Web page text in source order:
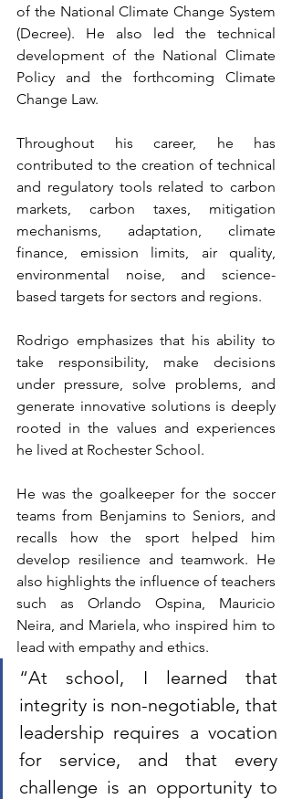
of the National Climate Change System
(Decree). He also led the technical
development of the National Climate
Policy and the forthcoming Climate
Change Law.
Throughout his career, he has
contributed to the creation of technical
and regulatory tools related to carbon
markets, carbon taxes, mitigation
mechanisms, adaptation, climate
finance, emission limits, air quality,
environmental noise, and science-
based targets for sectors and regions.
Rodrigo emphasizes that his ability to
take responsibility, make decisions
under pressure, solve problems, and
generate innovative solutions is deeply
rooted in the values and experiences
he lived at Rochester School.
He was the goalkeeper for the soccer
teams from Benjamins to Seniors, and
recalls how the sport helped him
develop resilience and teamwork. He
also highlights the influence of teachers
such as Orlando Ospina, Mauricio
Neira, and Mariela, who inspired him to
lead with empathy and ethics.
“At school, I learned that
integrity is non-negotiable, that
leadership requires a vocation
for service, and that every
challenge is an opportunity to